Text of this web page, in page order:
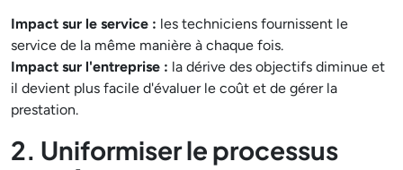
Impact sur le service : les techniciens fournissent le
service de la même manière à chaque fois.
Impact sur l'entreprise : la dérive des objectifs diminue et
il devient plus facile d'évaluer le coût et de gérer la
prestation.
2. Uniformiser le processus